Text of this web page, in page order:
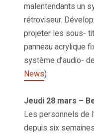
malentendants un
rétroviseur.
projeter les sous-
panneau acrylique
système d’audio-
News)
Jeudi 28 mars –
Les personnels de
depuis six